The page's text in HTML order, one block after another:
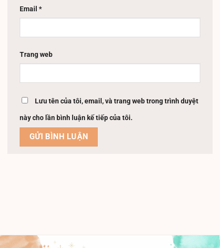
Email *
Trang web
Lưu tên của tôi, email, và trang web trong trình duyệt
này cho lần bình luận kế tiếp của tôi.